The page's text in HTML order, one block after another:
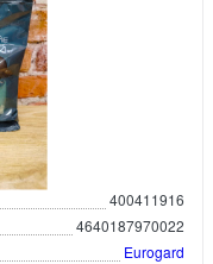
400411916
4640187970022
Eurogard